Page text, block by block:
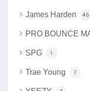
James Harden 46
PRO BOUNCE
SPG 1
Trae Young 7